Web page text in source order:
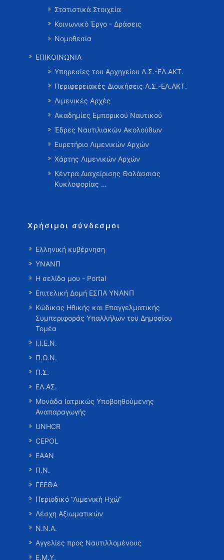
Στατιστικά Στοιχεία
Κοινωνικό Έργο - Δράσεις
Νομοθεσία
ΕΠΙΚΟΙΝΩΝΙΑ
Υπηρεσίες του Αρχηγείου Λ.Σ.-ΕΛ.ΑΚΤ.
Περιφερειακές Διοικήσεις Λ.Σ.-ΕΛ.ΑΚΤ.
Λιμενικές Αρχές
Ακαδημίες Εμπορικού Ναυτικού
Έδρες Ναυτιλιακών Ακολούθων
Ευρετήριο Λιμενικών Αρχών
Χάρτης Λιμενικών Αρχών
Κέντρα Διαχείρισης Θαλάσσιας
Κυκλοφορίας …
Χρήσιμοι σύνδεσμοι
Ελληνική κυβέρνηση
ΥΝΑΝΠ
Η σελίδα μου - Portal
Επιτελική Δομή ΕΣΠΑ ΥΝΑΝΠ
Κώδικας Ηθικής και Επαγγελματικής
Συμπεριφοράς Υπαλλήλων του Δημοσίου
Τομέα
Ι.Ι.Ε.Ν.
Π.Ο.Ν.
Π.Σ.
ΕΛ.ΑΣ.
Μονάδα Ιατρικώς Υποβοηθούμενης
Αναπαραγωγής
UNHCR
CEPOL
ΕΑΑΝ
Π.Ν.
ΓΕΕΘΑ
Περιοδικό “Λιμενική Ηχώ”
Λέσχη Αξιωματικών
Ν.Ν.Α.
Αγγελίες προς Ναυτιλλομένους
Ε.Μ.Υ.